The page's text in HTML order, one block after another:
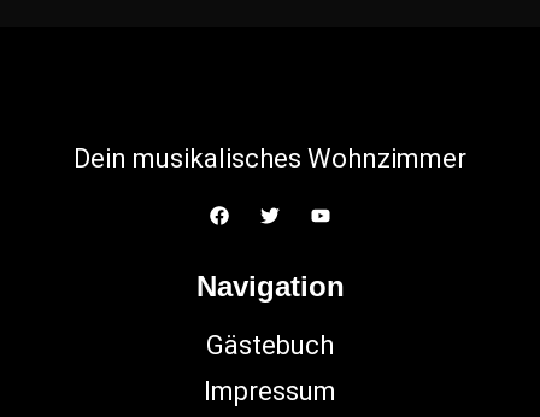
Dein musikalisches Wohnzimmer
Navigation
Gästebuch
Impressum